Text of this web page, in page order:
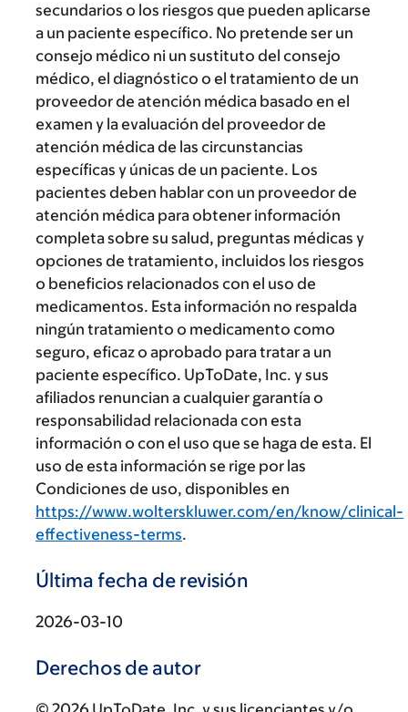
secundarios o los riesgos que pueden aplicarse
a un paciente específico. No pretende ser un
consejo médico ni un sustituto del consejo
médico, el diagnóstico o el tratamiento de un
proveedor de atención médica basado en el
examen y la evaluación del proveedor de
atención médica de las circunstancias
específicas y únicas de un paciente. Los
pacientes deben hablar con un proveedor de
atención médica para obtener información
completa sobre su salud, preguntas médicas y
opciones de tratamiento, incluidos los riesgos
o beneficios relacionados con el uso de
medicamentos. Esta información no respalda
ningún tratamiento o medicamento como
seguro, eficaz o aprobado para tratar a un
paciente específico. UpToDate, Inc. y sus
afiliados renuncian a cualquier garantía o
responsabilidad relacionada con esta
información o con el uso que se haga de esta. El
uso de esta información se rige por las
Condiciones de uso, disponibles en
https://www.wolterskluwer.com/en/know/clinical-
effectiveness-terms.
Última fecha de revisión
2026-03-10
Derechos de autor